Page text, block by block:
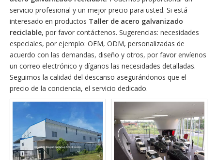
servicio profesional y un mejor precio para usted. Si está
interesado en productos Taller de acero galvanizado
reciclable, por favor contáctenos. Sugerencias: necesidades
especiales, por ejemplo: OEM, ODM, personalizadas de
acuerdo con las demandas, diseño y otros, por favor envíenos
un correo electrónico y díganos las necesidades detalladas.
Seguimos la calidad del descanso asegurándonos que el
precio de la conciencia, el servicio dedicado.